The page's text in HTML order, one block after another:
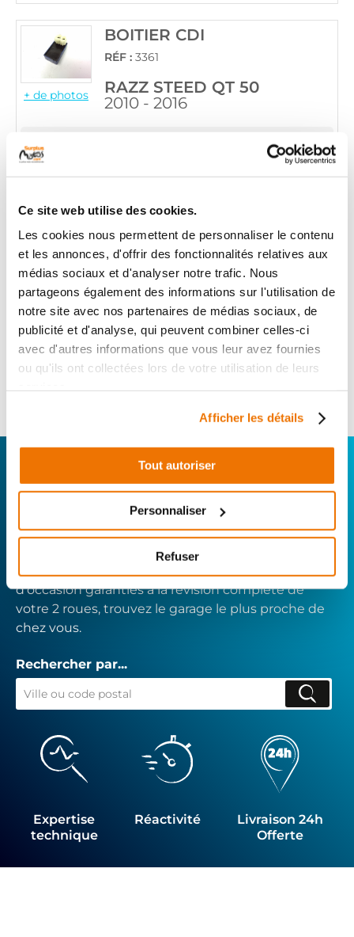
Ce site web utilise des cookies.
Les cookies nous permettent de personnaliser le contenu
et les annonces, d'offrir des fonctionnalités relatives aux
médias sociaux et d'analyser notre trafic. Nous
partageons également des informations sur l'utilisation de
notre site avec nos partenaires de médias sociaux, de
publicité et d'analyse, qui peuvent combiner celles-ci
avec d'autres informations que vous leur avez fournies
ou qu'ils ont collectées lors de votre utilisation de leurs
Afficher les détails
Tout autoriser
Personnaliser
Refuser
+ de photos
BOITIER CDI
RÉF : 3361
RAZZ STEED QT 50
2010 - 2016
79,90 € TTC Ajouter au panier
+ de photos
BOITIER CDI
RÉF : 7456
RAZZ STEED QT 50
2010 - 2016
Informations sur le véhicule
29 Ajouter au panier
CONNECTEZ-VOUS AVEC VOTRE
RÉPARATEUR FAVORI
Avec Surplus Motos, bénéficiez de l’expertise
technique de notre réseau de Réparateurs-
Distributeurs. De l’achat depièces scooters
d’occasion garanties à la révision complète de
votre 2 roues, trouvez le garage le plus proche de
chez vous.
Rechercher par...
Expertise
technique
Réactivité
Livraison 24h
Offerte